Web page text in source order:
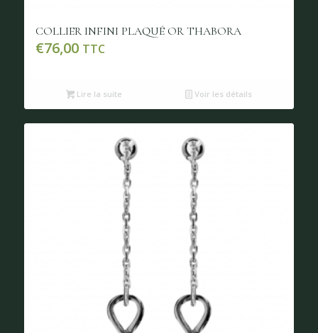
COLLIER INFINI PLAQUÉ OR THABORA
€76,00 TTC
Lire la suite Voir les détails